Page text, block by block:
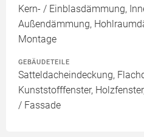
Kern- / Einblasdämmung,
Außendämmung,
Montage
GEBÄUDETEILE
Satteldacheindeckung,
Kunststofffenster,
/ Fassade